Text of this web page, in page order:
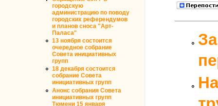
городскую
администрацию по поводу
городских референдумов
и планов сноса "Арт-
Паласа"
13 ноября состоится
очередное собрание
Совета инициативных
групп
18 декабря состоится
собрание Совета
инициативных групп
Анонс собрания Совета
инициативных групп
Тюмени 15 января